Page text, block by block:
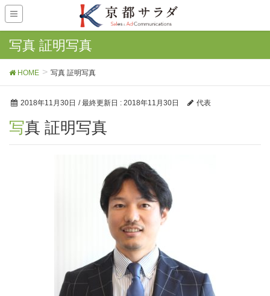
写真 証明写真
HOME 写真 証明写真
2018年11月30日 / 最終更新日 : 2018年11月30日 代表
写真 証明写真